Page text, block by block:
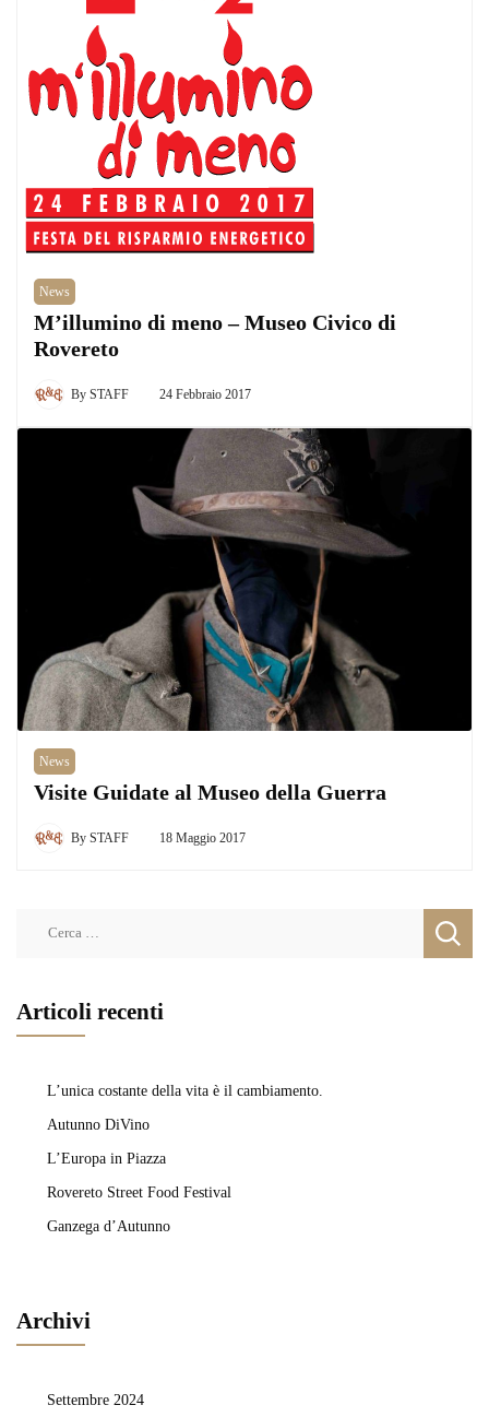
News
M’illumino di meno – Museo Civico di
Rovereto
By STAFF 24 Febbraio 2017
News
Visite Guidate al Museo della Guerra
By STAFF 18 Maggio 2017
Articoli recenti
L’unica costante della vita è il cambiamento.
Autunno DiVino
L’Europa in Piazza
Rovereto Street Food Festival
Ganzega d’Autunno
Archivi
Settembre 2024